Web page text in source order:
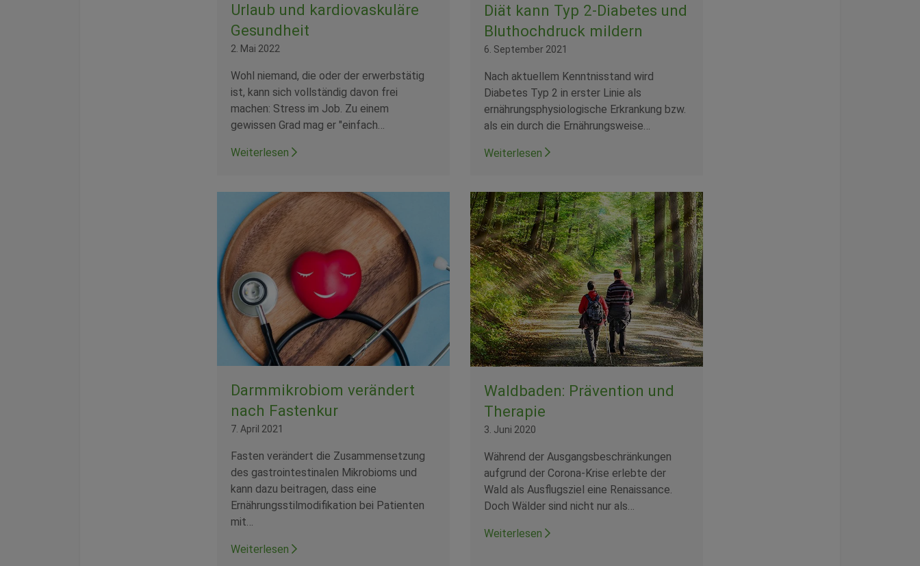
Urlaub und kardiovaskuläre
Gesundheit
2. Mai 2022
Wohl niemand, die oder der erwerbstätig
ist, kann sich vollständig davon frei
machen: Stress im Job. Zu einem
gewissen Grad mag er "einfach…
Weiterlesen
Diät kann Typ 2-Diabetes und
Bluthochdruck mildern
6. September 2021
Nach aktuellem Kenntnisstand wird
Diabetes Typ 2 in erster Linie als
ernährungsphysiologische Erkrankung bzw.
als ein durch die Ernährungsweise…
Weiterlesen
Darmmikrobiom verändert
nach Fastenkur
7. April 2021
Fasten verändert die Zusammensetzung
des gastrointestinalen Mikrobioms und
kann dazu beitragen, dass eine
Ernährungsstilmodifikation bei Patienten
mit…
Weiterlesen
Waldbaden: Prävention und
Therapie
3. Juni 2020
Während der Ausgangsbeschränkungen
aufgrund der Corona-Krise erlebte der
Wald als Ausflugsziel eine Renaissance.
Doch Wälder sind nicht nur als…
Weiterlesen